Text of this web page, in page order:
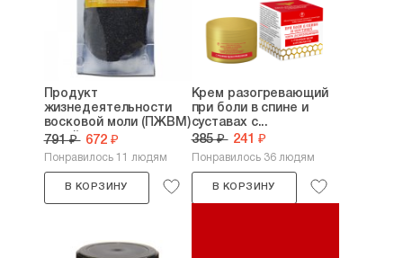
Продукт
жизнедеятельности
восковой моли (ПЖВМ)
сухой...
791 ₽ 672 ₽
Понравилось 11 людям
В КОРЗИНУ
Крем разогревающий
при боли в спине и
суставах с...
385 ₽ 241 ₽
Понравилось 36 людям
В КОРЗИНУ